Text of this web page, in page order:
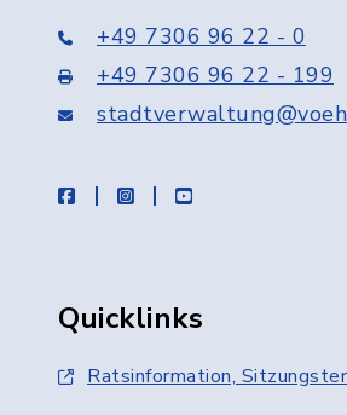
+49 7306 96 22 - 0
+49 7306 96 22 - 199
facebookinstagramyoutube
Quicklinks
Ratsinformation,